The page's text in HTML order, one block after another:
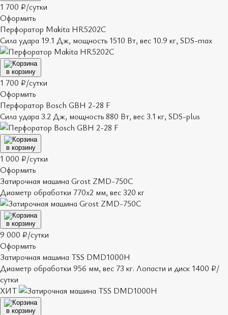
1 700 ₽/сутки
Оформить
Перфоратор Makita HR5202C
Сила удара 19.1 Дж, мощность 1510 Вт, вес 10.9 кг, SDS-max
в корзину
1 700 ₽/сутки
Оформить
Перфоратор Bosch GBH 2-28 F
Сила удара 3.2 Дж, мощность 880 Вт, вес 3.1 кг, SDS-plus
в корзину
1 000 ₽/сутки
Оформить
Затирочная машина Grost ZMD-750C
Диаметр обработки 770х2 мм, вес 320 кг
в корзину
9 000 ₽/сутки
Оформить
Затирочная машина TSS DMD1000H
Диаметр обработки 956 мм, вес 73 кг. Лопасти и диск 1400 ₽/
сутки
ХИТ
в корзину